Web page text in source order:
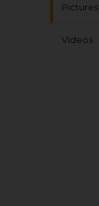
Pictures
Videos